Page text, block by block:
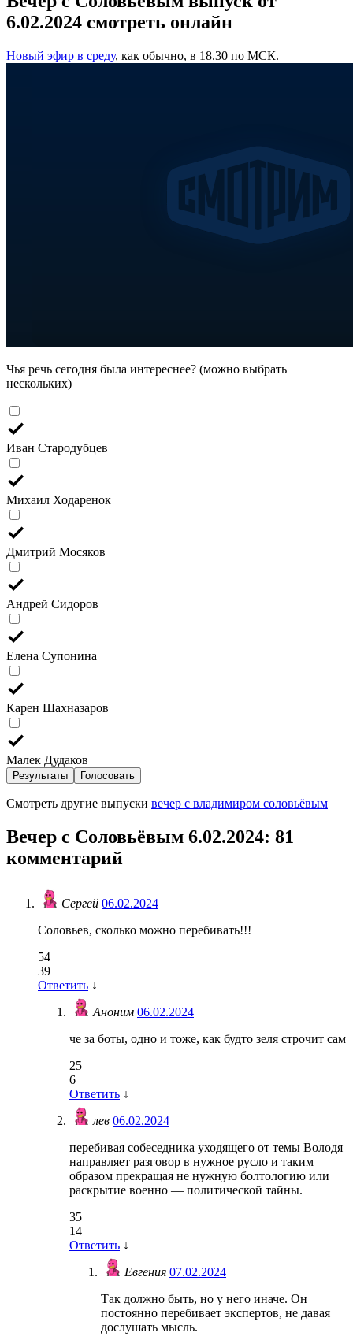
6.02.2024 смотреть онлайн
Новый эфир в среду, как обычно, в 18.30 по МСК.
Чья речь сегодня была интереснее? (можно выбрать
нескольких)
Иван Стародубцев
Михаил Ходаренок
Дмитрий Мосяков
Андрей Сидоров
Елена Супонина
Карен Шахназаров
Малек Дудаков
Результаты Голосовать
Смотреть другие выпуски вечер с владимиром соловьёвым
Вечер с Соловьёвым 6.02.2024: 81
комментарий
Сергей 06.02.2024
Соловьев, сколько можно перебивать!!!
54
39
Ответить ↓
Аноним 06.02.2024
че за боты, одно и тоже, как будто зеля строчит сам
25
6
Ответить ↓
лев 06.02.2024
перебивая собеседника уходящего от темы Володя
направляет разговор в нужное русло и таким
образом прекращая не нужную болтологию или
раскрытие военно — политической тайны.
35
14
Ответить ↓
Евгения 07.02.2024
Так должно быть, но у него иначе. Он
постоянно перебивает экспертов, не давая
дослушать мысль.